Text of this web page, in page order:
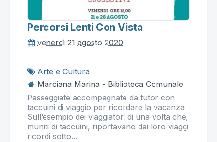
Percorsi Lenti Con Vista
venerdì 21 agosto 2020
Arte e Cultura
Marciana Marina - Biblioteca Comunale
Passeggiate accompagnate da tutor con
taccuini di viaggio per ricordare la vacanza
Sull‘esempio dei viaggiatori di una volta che,
muniti di taccuini, riportavano dai loro viaggi
ricordi sotto...